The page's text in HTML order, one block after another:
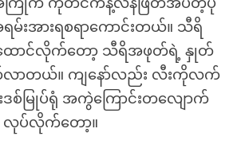
အကြိုက် ကုတင်ကန့်လန်ဖြတ်အိပ်တဲ့ပုံ
မ်းအားရစရာကောင်းတယ်။ သီရိ
ါ်ထောင်လိုက်တော့ သီရိအဖုတ်ရဲ့ နှုတ်
က်လာတယ်။ ကျနော်လည်း လီးကိုလက်
စ်မြုပ်ရုံ အကွဲကြောင်းတလျောက်
လုပ်လိုက်တော့။